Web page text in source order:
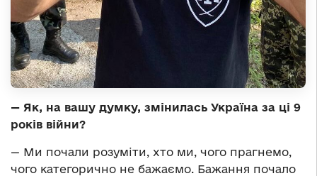
— Як, на вашу думку, змінилась Україна за ці 9
років війни?
— Ми почали розуміти, хто ми, чого прагнемо,
чого категорично не бажаємо. Бажання почало